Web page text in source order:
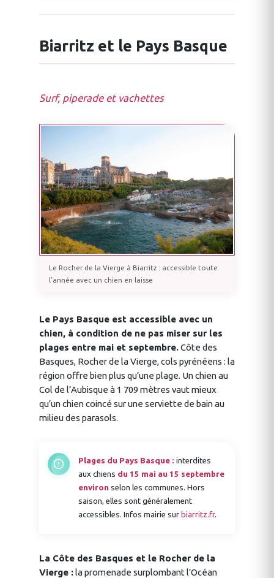
Biarritz et le Pays Basque
Surf, piperade et vachettes
Le Rocher de la Vierge à Biarritz : accessible toute
l’année avec un chien en laisse
Le Pays Basque est accessible avec un
chien, à condition de ne pas miser sur les
plages entre mai et septembre.Côte des
Basques, Rocher de la Vierge, cols pyrénéens : la
région offre bien plus qu’une plage. Un chien au
Col de l’Aubisque à 1 709 mètres vaut mieux
qu’un chien coincé sur une serviette de bain au
milieu des parasols.
Plages du Pays Basque : interdites
aux chiens du 15 mai au 15 septembre
environ selon les communes. Hors
saison, elles sont généralement
accessibles. Infos mairie sur biarritz.fr.
La Côte des Basques et le Rocher de la
Vierge :la promenade surplombant l’Océan